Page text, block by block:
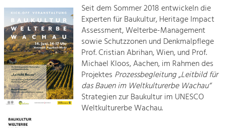
Soziales, Bildung &
Identität
Gleichberechtigung, Jugend und
Integration
Mobilität & Energie
Klimawandel, öffentlicher Verkehr und
erneuerbare Energie
Wirtschaft
Steigerung regionaler Wertschöpfung
Seit dem Sommer 2018 entwickeln die
Experten für Baukultur, Heritage Impact
Assessment, Welterbe-Management
sowie Schutzzonen und Denkmalpflege
Prof. Cristian Abrihan, Wien, und Prof.
Michael Kloos, Aachen, im Rahmen des
Projektes Prozessbegleitung „Leitbild für
das Bauen im Weltkulturerbe Wachau“
Strategien zur Baukultur im UNESCO
Weltkulturerbe Wachau.